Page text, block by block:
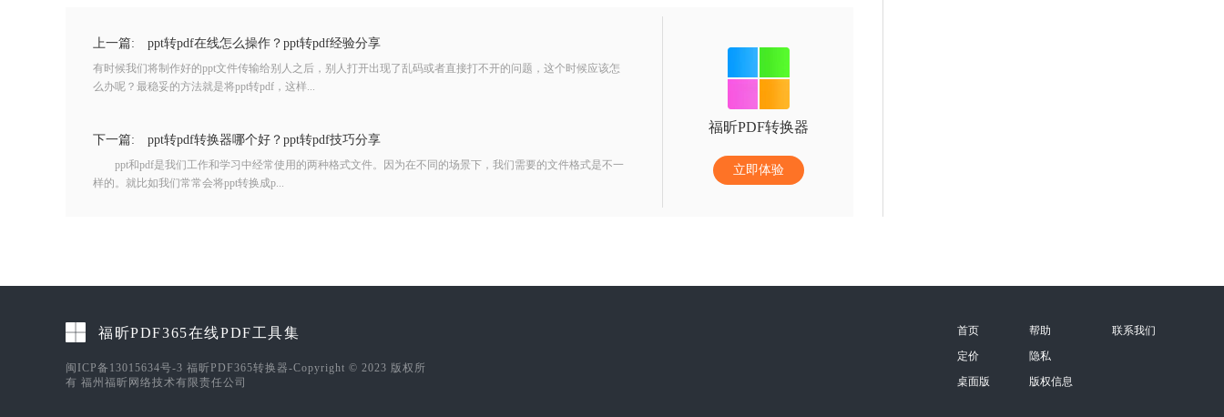
上一篇: ppt转pdf在线怎么操作？ppt转pdf经验分享
有时候我们将制作好的ppt文件传输给别人之后，别人打开出现了乱码或者直接打不开的问题，这个时候应该怎
么办呢？最稳妥的方法就是将ppt转pdf，这样...
下一篇: ppt转pdf转换器哪个好？ppt转pdf技巧分享
ppt和pdf是我们工作和学习中经常使用的两种格式文件。因为在不同的场景下，我们需要的文件格式是不一
样的。就比如我们常常会将ppt转换成p...
福昕PDF转换器
立即体验
福昕PDF365在线PDF工具集
闽ICP备13015634号-3 福昕PDF365转换器-Copyright © 2023 版权所
有 福州福昕网络技术有限责任公司
首页
定价
桌面版
帮助
隐私
版权信息
联系我们